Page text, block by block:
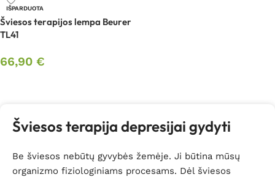
IŠPARDUOTA
Šviesos terapijos lempa Beurer
TL41
66,90 €
Šviesos terapija depresijai gydyti
Be šviesos nebūtų gyvybės žemėje. Ji būtina mūsų
organizmo fiziologiniams procesams. Dėl šviesos